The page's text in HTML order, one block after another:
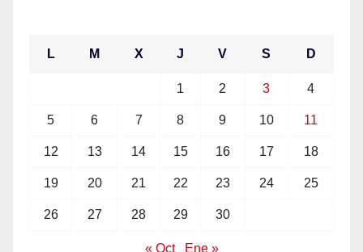
L M X J V S D
1 2 3 4
5 6 7 8 9 10 11
12 13 14 15 16 17 18
19 20 21 22 23 24 25
26 27 28 29 30
« Oct Ene »